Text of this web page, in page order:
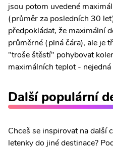
jsou potom uvedené
(průměr za posledních 30
předpokládat, že maximální
průměrné (plná čára), ale je
"troše štěstí" pohybovat
maximálních teplot -
Další populární
Chceš se inspirovat na další
letenky do jiné destinace?